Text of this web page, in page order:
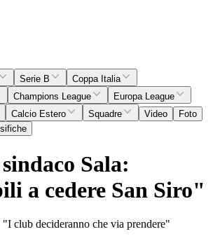
Serie B
Coppa Italia
Champions League
Europa League
Calcio Estero Squadre Video
Foto
Sala:
a cedere San Siro"
club decideranno che via prendere"